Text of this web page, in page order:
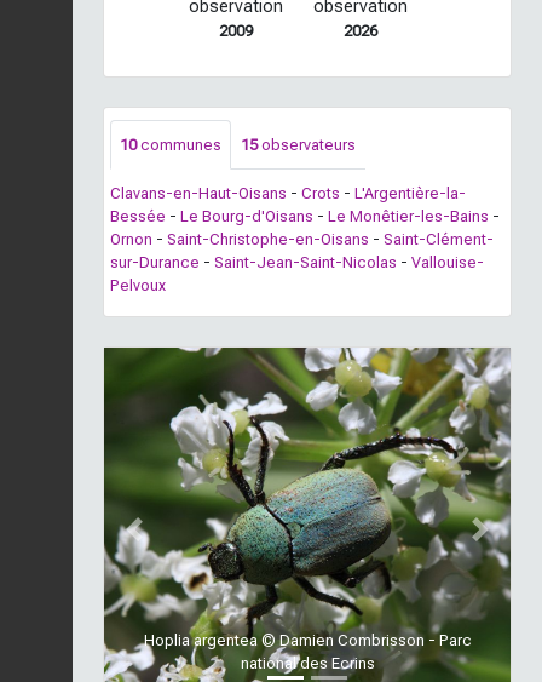
observation
2009
observation
2026
10communes 15observateurs
Clavans-en-Haut-Oisans - Crots - L'Argentière-la-
Bessée - Le Bourg-d'Oisans - Le Monêtier-les-Bains -
Ornon - Saint-Christophe-en-Oisans - Saint-Clément-
sur-Durance - Saint-Jean-Saint-Nicolas - Vallouise-
Pelvoux
Hoplia argentea © Damien Combrisson - Parc
national des Ecrins
Previous Next